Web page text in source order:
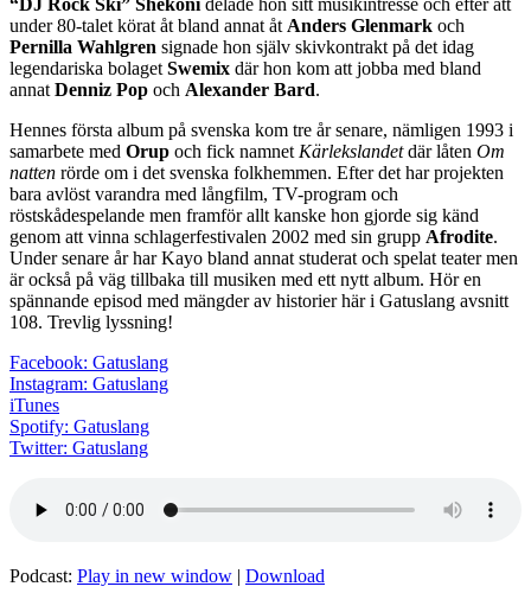
under 80-talet körat åt bland annat åt Anders Glenmark och
Pernilla Wahlgren signade hon själv skivkontrakt på det idag
legendariska bolaget Swemix där hon kom att jobba med bland
annat Denniz Pop och Alexander Bard.
Hennes första album på svenska kom tre år senare, nämligen 1993 i
samarbete med Orup och fick namnet Kärlekslandetdär låten Om
natten rörde om i det svenska folkhemmen. Efter det har projekten
bara avlöst varandra med långfilm, TV-program och
röstskådespelande men framför allt kanske hon gjorde sig känd
genom att vinna schlagerfestivalen 2002 med sin grupp Afrodite.
Under senare år har Kayo bland annat studerat och spelat teater men
är också på väg tillbaka till musiken med ett nytt album. Hör en
spännande episod med mängder av historier här i Gatuslang avsnitt
108. Trevlig lyssning!
Facebook: Gatuslang
Instagram: Gatuslang
iTunes
Spotify: Gatuslang
Twitter: Gatuslang
Podcast: Play in new window | Download